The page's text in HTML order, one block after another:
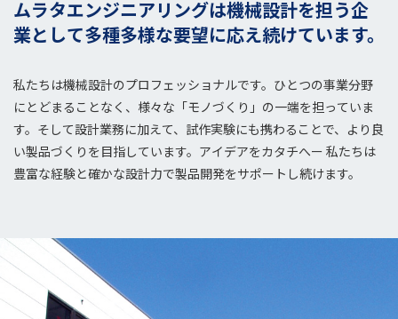
ムラタエンジニアリングは機械設計を担う企
業として多種多様な要望に応え続けています。
私たちは機械設計のプロフェッショナルです。 ひとつの事業分野
にとどまることなく、様々な「モノづくり」の一端を担っていま
す。 そして設計業務に加えて、試作実験にも携わることで、より良
い製品づくりを目指しています。 アイデアをカタチへー 私たちは
豊富な経験と確かな設計力で製品開発をサポートし続けます。